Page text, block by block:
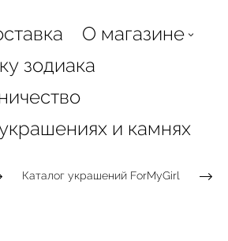
О магазине
зодиака
и камнях
Каталог украшений ForMyGirl